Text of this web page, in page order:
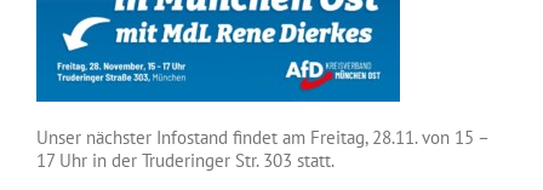
Unser nächster Infostand findet am Freitag, 28.11. von 15 –
17 Uhr in der Truderinger Str. 303 statt.